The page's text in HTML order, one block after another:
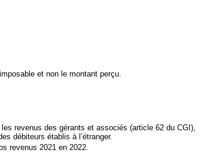
et non le montant perçu.
revenus des gérants et associés (article 62 du CGI),
débiteurs établis à l’étranger.
revenus 2021 en 2022.